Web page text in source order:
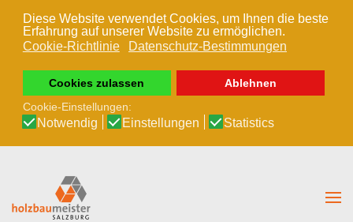
Diese Website verwendet Cookies, um Ihnen die beste
Erfahrung auf unserer Website zu ermöglichen.
Cookie-Richtlinie
Datenschutz-Bestimmungen
Cookies zulassen
Ablehnen
Cookie-Einstellungen:
Notwendig Einstellungen Statistics
Zum Hauptinhalt springen